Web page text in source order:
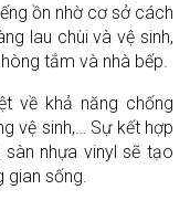
ồn nhờ cơ sở cách
lau chùi và vệ sinh,
tắm và nhà bếp.
về khả năng chống
vệ sinh,… Sự kết hợp
nhựa vinyl sẽ tạo
gian sống.